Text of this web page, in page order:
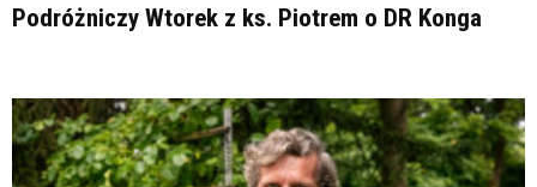
Podróżniczy Wtorek z ks. Piotrem o DR Konga